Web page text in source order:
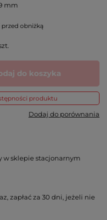
mm
przed obniżką
do koszyka
produktu
Dodaj do porównania
w sklepie stacjonarnym
zapłać za 30 dni, jeżeli nie